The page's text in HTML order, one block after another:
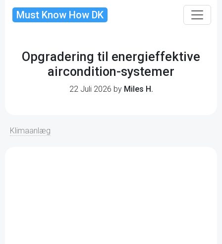
Must Know How DK
Opgradering til energieffektive
aircondition-systemer
22 Juli 2026 by Miles H.
Klimaanlæg